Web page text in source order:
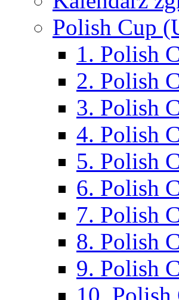
Polish Cup
1. Polish
2. Polish
3. Polish
4. Polish
5. Polish
6. Polish
7. Polish
8. Polish
9. Polish
10.